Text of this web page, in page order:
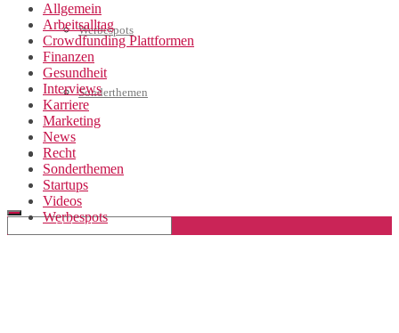
Werbespots
Sonderthemen
Geschäftskonto eröffnen
Allgemein
Arbeitsalltag
Crowdfunding Plattformen
Finanzen
Gesundheit
Interviews
Karriere
Marketing
News
Recht
Sonderthemen
Startups
Videos
Werbespots